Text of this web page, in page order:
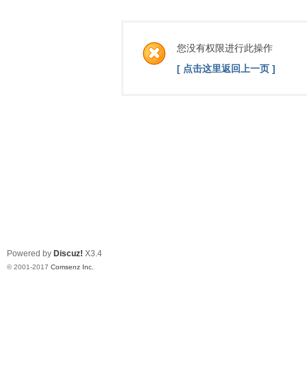
您没有权限进行此操作
[ 点击这里返回上一页 ]
Powered by Discuz! X3.4
© 2001-2017 Comsenz Inc.